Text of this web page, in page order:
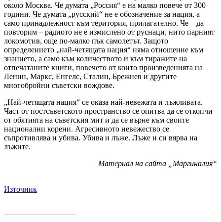
около Москва. Че думата „Россия“ е на малко повече от 300
години. Че думата „русский“ не е обозначение за нация, а
само принадлежност към територия, прилагателно. Че – да
повторим – радиото не е измислено от руснаци, нито парният
локомотив, още по-малко пък самолетът. Защото
определението „най-четящата нация“ няма отношение към
знанието, а само към количеството и към тиражите на
отпечатаните книги, повечето от които произведенията на
Ленин, Маркс, Енгелс, Сталин, Брежнев и другите
многобройни съветски вождове.
„Най-четящата нация“ се оказа най-невежата и лъжливата.
Част от постсъветското пространство се опитва да се откопчи
от обятията на съветския мит и да се върне към своите
национални корени. Агресивното невежество се
съпротивлява и убива. Убива и лъже. Лъже и си вярва на
лъжите.
Материал на сайта „Маргиналия“
Източник